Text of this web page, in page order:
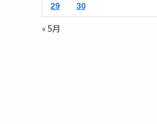
29 30
« 5月